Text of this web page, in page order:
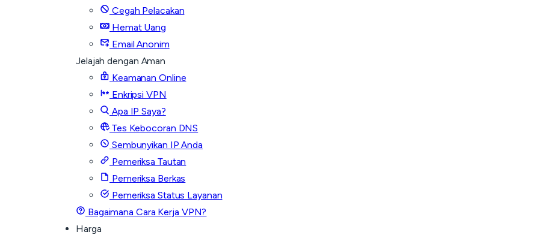
Cegah Pelacakan
Hemat Uang
Email Anonim
Jelajah dengan Aman
Keamanan Online
Enkripsi VPN
Apa IP Saya?
Tes Kebocoran DNS
Sembunyikan IP Anda
Pemeriksa Tautan
Pemeriksa Berkas
Pemeriksa Status Layanan
Bagaimana Cara Kerja VPN?
Harga